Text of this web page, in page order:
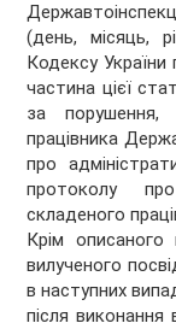
(день, місяць,
Кодексу України
частина цієї
за порушення,
працівника
про
протоколу про
складеного
Крім
вилученого
в наступних
після